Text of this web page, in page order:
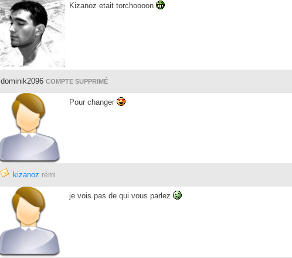
Kizanoz etait torchoooon
dominik2096 COMPTE SUPPRIMÉ
Pour changer
kizanoz rémi
je vois pas de qui vous parlez